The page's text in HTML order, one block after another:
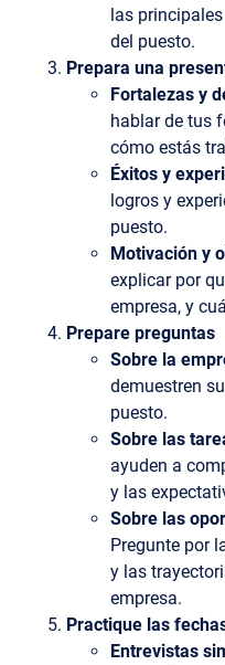
las
del puesto.
Prepara una
Fortalezas y
hablar de tus
cómo estás
Éxitos y
logros y
puesto.
Motivación y
explicar por
empresa, y
Prepare preguntas
Sobre la
demuestren
puesto.
Sobre las
ayuden a
y las
Sobre las
Pregunte por
y las
empresa.
Practique las
Entrevistas